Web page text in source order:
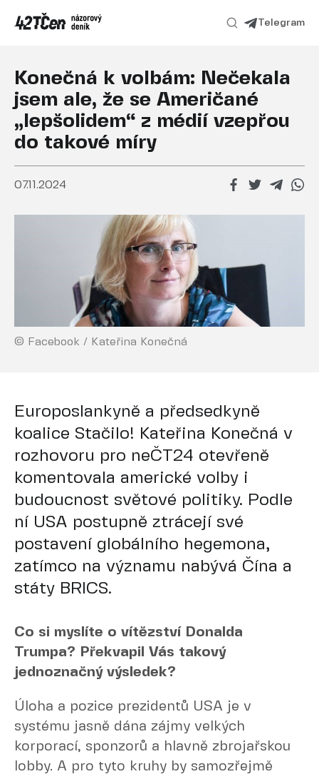
Telegram
Konečná k volbám: Nečekala
jsem ale, že se Američané
„lepšolidem“ z médií vzepřou
do takové míry
07.11.2024
© Facebook / Kateřina Konečná
Europoslankyně a předsedkyně
koalice Stačilo! Kateřina Konečná v
rozhovoru pro neČT24 otevřeně
komentovala americké volby i
budoucnost světové politiky. Podle
ní USA postupně ztrácejí své
postavení globálního hegemona,
zatímco na významu nabývá Čína a
státy BRICS.
Co si myslíte o vítězství Donalda
Trumpa? Překvapil Vás takový
jednoznačný výsledek?
Úloha a pozice prezidentů USA je v
systému jasně dána zájmy velkých
korporací, sponzorů a hlavně zbrojařskou
lobby. A pro tyto kruhy by samozřejmě